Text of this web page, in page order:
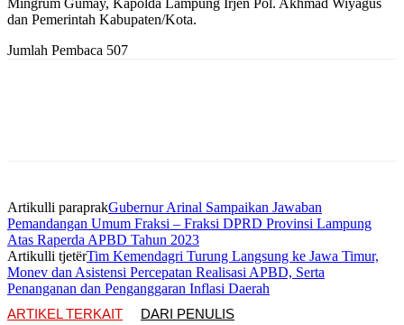
Mingrum Gumay, Kapolda Lampung Irjen Pol. Akhmad Wiyagus
dan Pemerintah Kabupaten/Kota.
Jumlah Pembaca 507
Artikulli paraprakGubernur Arinal Sampaikan Jawaban
Pemandangan Umum Fraksi – Fraksi DPRD Provinsi Lampung
Atas Raperda APBD Tahun 2023
Artikulli tjetërTim Kemendagri Turung Langsung ke Jawa Timur,
Monev dan Asistensi Percepatan Realisasi APBD, Serta
Penanganan dan Penganggaran Inflasi Daerah
ARTIKEL TERKAIT
DARI PENULIS